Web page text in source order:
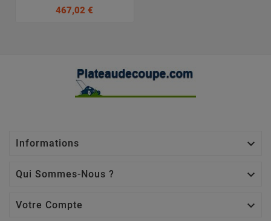
467,02 €
Informations 
Qui Sommes-Nous ? 
Votre Compte 